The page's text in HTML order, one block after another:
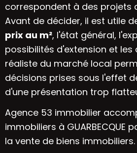
correspondent à des projets
Avant de décider, il est utile
prix au m², l'état général,
possibilités d'extension et les
réaliste du marché local
décisions prises sous l'effet
d'une présentation trop
Agence 53 immobilier
immobiliers à GUARBECQUE
la vente de biens immobiliers.